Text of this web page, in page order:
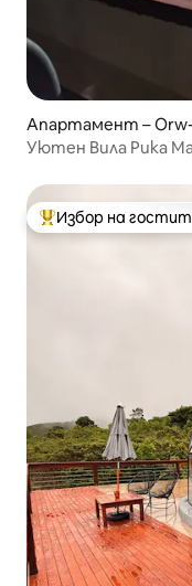
Апартамент –
Уютен Вилa Рика
Най-популярен
Избор на